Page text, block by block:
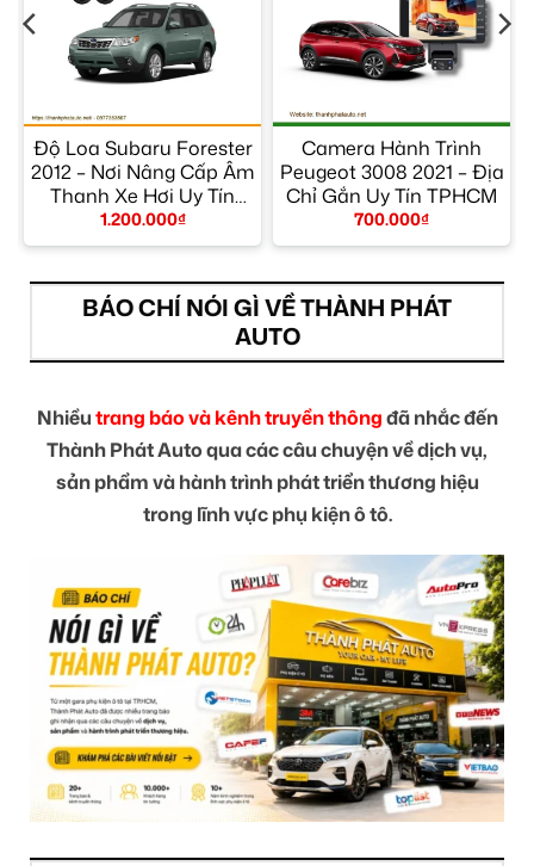
Độ Loa Subaru Forester
2012 – Nơi Nâng Cấp Âm
Thanh Xe Hơi Uy Tín
TPHCM
1.200.000₫
Camera Hành Trình
Peugeot 3008 2021 – Địa
Chỉ Gắn Uy Tín TPHCM
700.000₫
BÁO CHÍ NÓI GÌ VỀ THÀNH PHÁT
AUTO
Nhiềutrang báo và kênh truyền thôngđã nhắc đến
Thành Phát Auto qua các câu chuyện về dịch vụ,
sản phẩm và hành trình phát triển thương hiệu
trong lĩnh vực phụ kiện ô tô.